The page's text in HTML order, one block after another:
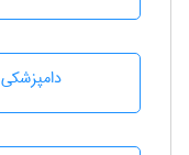
دامپزشكی